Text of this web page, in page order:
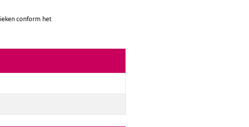
conform het